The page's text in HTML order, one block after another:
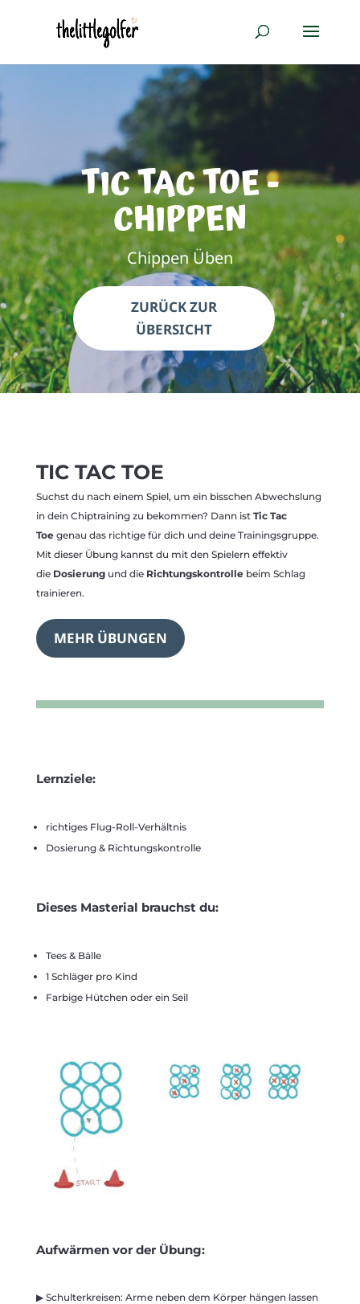
TIC TAC TOE -
CHIPPEN
Chippen Üben
ZURÜCK ZUR
ÜBERSICHT
TIC TAC TOE
Suchst du nach einem Spiel, um ein bisschen Abwechslung
in dein Chiptraining zu bekommen? Dann ist Tic Tac
Toegenau das richtige für dich und deine Trainingsgruppe.
Mit dieser Übung kannst du mit den Spielern effektiv
die Dosierungund die Richtungskontrollebeim Schlag
trainieren.
MEHR ÜBUNGEN
Lernziele:
richtiges Flug-Roll-Verhältnis
Dosierung & Richtungskontrolle
Dieses Masterial brauchst du:
Tees & Bälle
1 Schläger pro Kind
Farbige Hütchen oder ein Seil
Aufwärmen vor der Übung:
▶ Schulterkreisen: Arme neben dem Körper hängen lassen